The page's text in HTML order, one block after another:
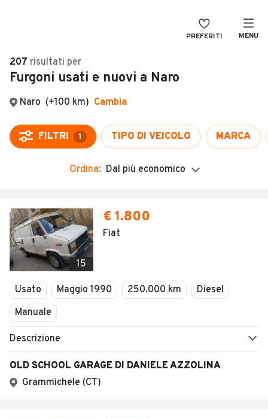
PREFERITI MENU
Auto
Auto usate
Auto Km 0
Auto Nuove
Noleggio a lungo termine
Moto
Camper
Veicoli Commerciali
Concessionari
VENDI
MAGAZINE
ACCEDI
207 risultati per
Furgoni usati e nuovi a Naro
Naro (+100 km) Cambia
FILTRI 1 TIPO DI VEICOLO MARCA
Ordina: Dal più economico